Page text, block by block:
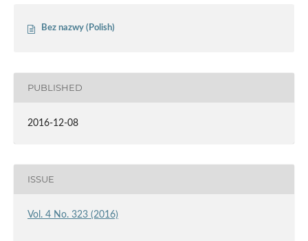
Bez nazwy (Polish)
PUBLISHED
2016-12-08
ISSUE
Vol. 4 No. 323 (2016)